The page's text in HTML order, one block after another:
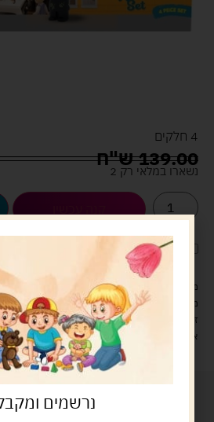
4 חלקים
139.00ש"ח
נשארו במלאי רק 2
לארוז את המוצר באריזת מתנה
מעל 329 ש"ח, משלוח עם שליח עד הבית חינם! – 0 ₪
משלוח עם שליח עד הבית: 29 ש"ח
זמן אספקה: עד 4 ימי עסקים.
איסוף עצמי: מ"ביתר טויס" רחוב בניין דוד 18, ביתר עילית.
נרשמים